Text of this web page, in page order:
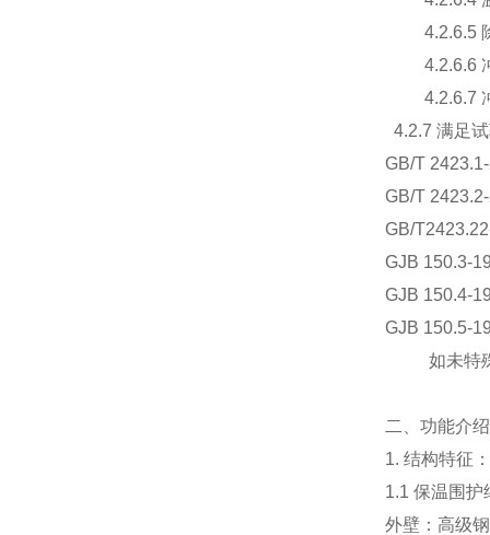
4.2.6.5 除
4.2.6.6 冲
4.2.6.7 冲
4.2.7 满足
GB/T
GB/T
GB/
GJB 150.3-
GJB 150.4-
GJB 150.5-
如未特殊
二、功能介
1. 结构特征：
1.1 保温围护
外壁：高级